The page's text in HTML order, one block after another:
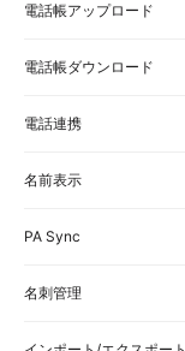
電話帳アップロード
電話帳ダウンロード
電話連携
名前表示
PA Sync
名刺管理